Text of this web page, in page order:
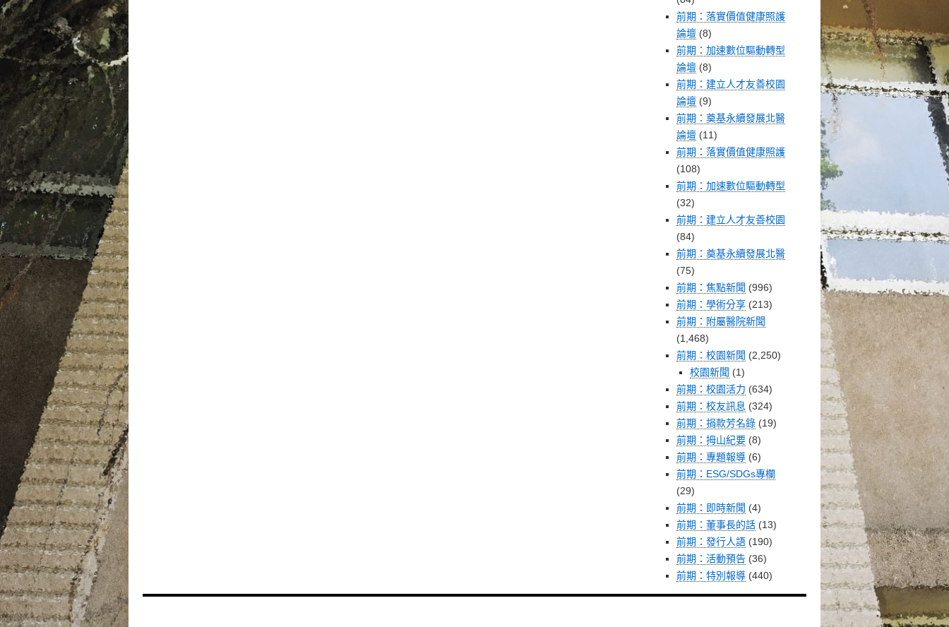
前期：落實價值健康照護
論壇 (8)
前期：加速數位驅動轉型
論壇 (8)
前期：建立人才友善校園
論壇 (9)
前期：奠基永續發展北醫
論壇 (11)
前期：落實價值健康照護
(108)
前期：加速數位驅動轉型
(32)
前期：建立人才友善校園
(84)
前期：奠基永續發展北醫
(75)
前期：焦點新聞 (996)
前期：學術分享 (213)
前期：附屬醫院新聞
(1,468)
前期：校園新聞 (2,250)
校園新聞 (1)
前期：校園活力 (634)
前期：校友訊息 (324)
前期：捐款芳名錄 (19)
前期：拇山紀要 (8)
前期：專題報導 (6)
前期：ESG/SDGs專欄
(29)
前期：即時新聞 (4)
前期：董事長的話 (13)
前期：發行人語 (190)
前期：活動預告 (36)
前期：特別報導 (440)